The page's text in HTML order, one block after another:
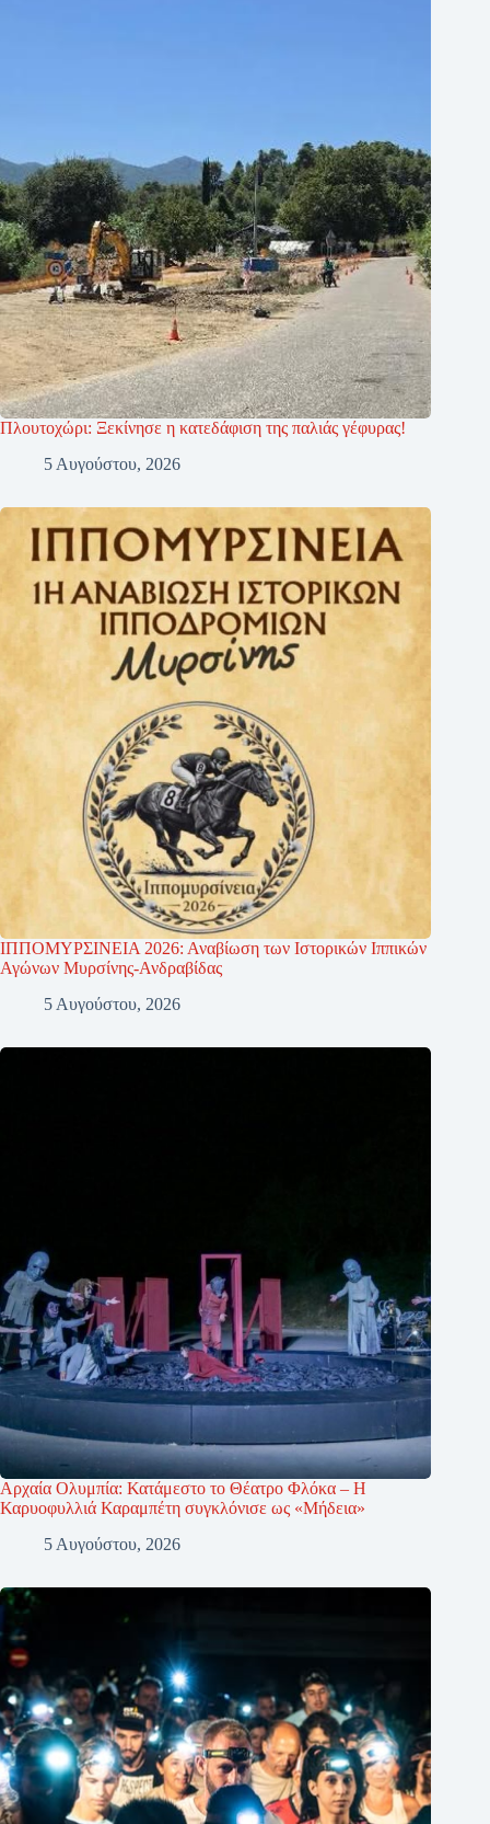
Πλουτοχώρι: Ξεκίνησε η κατεδάφιση της παλιάς γέφυρας!
5 Αυγούστου, 2026
ΙΠΠΟΜΥΡΣΙΝΕΙΑ 2026: Αναβίωση των Ιστορικών Ιππικών
Αγώνων Μυρσίνης-Ανδραβίδας
5 Αυγούστου, 2026
Αρχαία Ολυμπία: Κατάμεστο το Θέατρο Φλόκα – Η
Καρυοφυλλιά Καραμπέτη συγκλόνισε ως «Μήδεια»
5 Αυγούστου, 2026